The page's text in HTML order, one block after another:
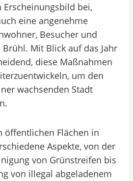
bei,
eine angenehme
Besucher und
Mit Blick auf das Jahr
diese Maßnahmen
um den
wachsenden Stadt
öffentlichen Flächen in
Aspekte, von der
von Grünstreifen bis
von illegal abgeladenem